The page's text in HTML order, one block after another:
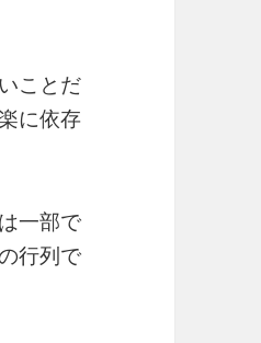
ことだ
に依存
一部で
行列で